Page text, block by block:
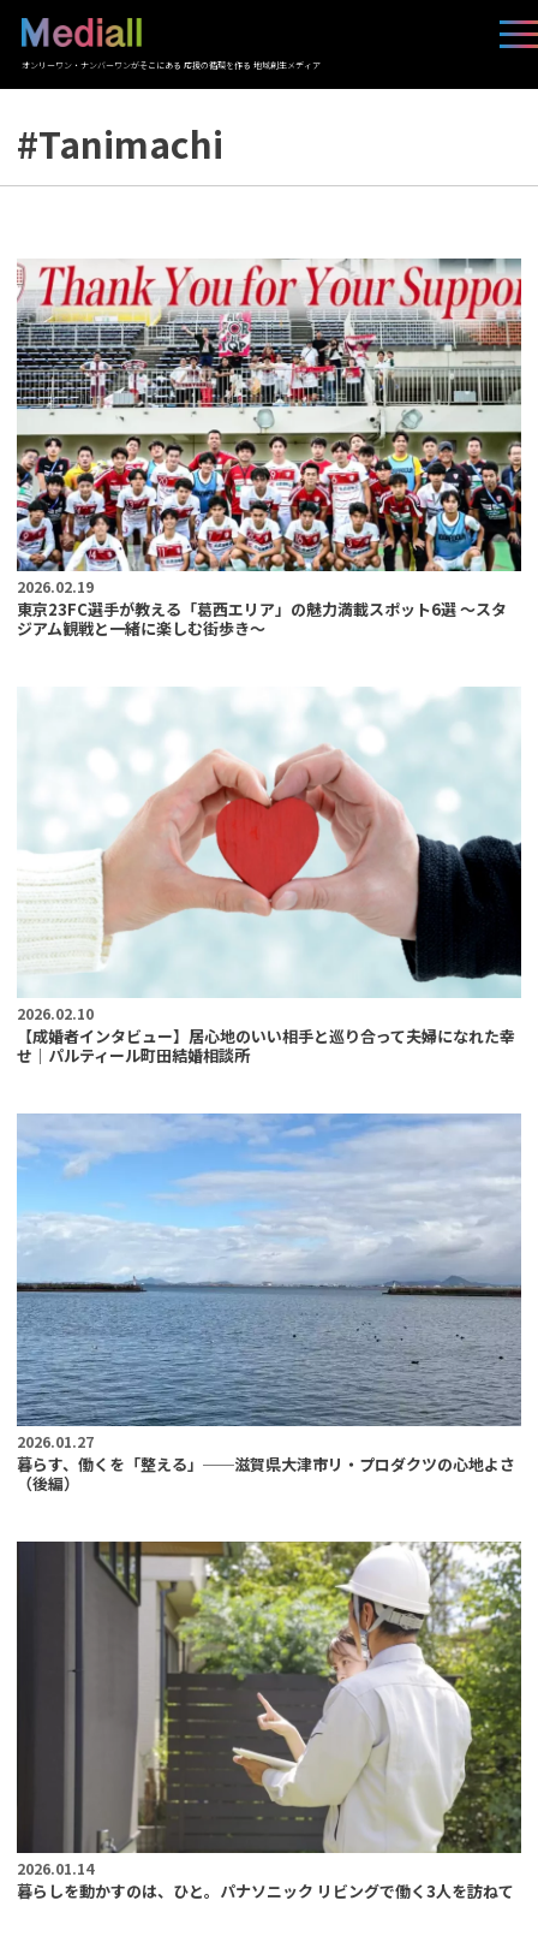
オンリーワン・ナンバーワンがそこにある 応援の循環を作る 地域創生メディア
#Tanimachi
2026.02.19
東京23FC選手が教える「葛西エリア」の魅力満載スポット6選 ～スタ
ジアム観戦と一緒に楽しむ街歩き～
2026.02.10
【成婚者インタビュー】居心地のいい相手と巡り合って夫婦になれた幸
せ｜パルティール町田結婚相談所
2026.01.27
暮らす、働くを「整える」──滋賀県大津市リ・プロダクツの心地よさ
（後編）
2026.01.14
暮らしを動かすのは、ひと。パナソニック リビングで働く3人を訪ねて